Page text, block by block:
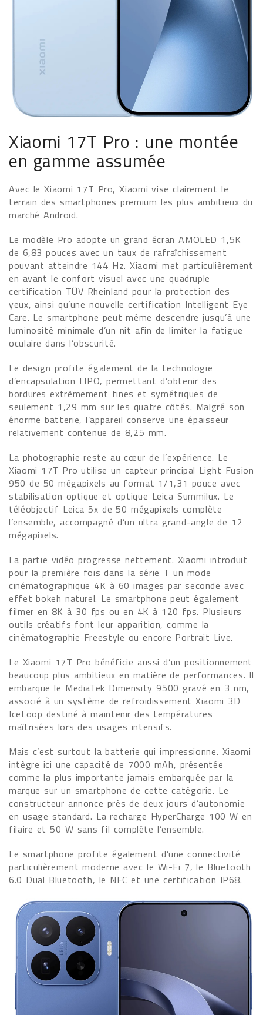
Xiaomi 17T Pro : une montée
en gamme assumée
Avec le Xiaomi 17T Pro, Xiaomi vise clairement le
terrain des smartphones premium les plus ambitieux du
marché Android.
Le modèle Pro adopte un grand écran AMOLED 1,5K
de 6,83 pouces avec un taux de rafraîchissement
pouvant atteindre 144 Hz. Xiaomi met particulièrement
en avant le confort visuel avec une quadruple
certification TÜV Rheinland pour la protection des
yeux, ainsi qu’une nouvelle certification Intelligent Eye
Care. Le smartphone peut même descendre jusqu’à une
luminosité minimale d’un nit afin de limiter la fatigue
oculaire dans l’obscurité.
Le design profite également de la technologie
d’encapsulation LIPO, permettant d’obtenir des
bordures extrêmement fines et symétriques de
seulement 1,29 mm sur les quatre côtés. Malgré son
énorme batterie, l’appareil conserve une épaisseur
relativement contenue de 8,25 mm.
La photographie reste au cœur de l’expérience. Le
Xiaomi 17T Pro utilise un capteur principal Light Fusion
950 de 50 mégapixels au format 1/1,31 pouce avec
stabilisation optique et optique Leica Summilux. Le
téléobjectif Leica 5x de 50 mégapixels complète
l’ensemble, accompagné d’un ultra grand-angle de 12
mégapixels.
La partie vidéo progresse nettement. Xiaomi introduit
pour la première fois dans la série T un mode
cinématographique 4K à 60 images par seconde avec
effet bokeh naturel. Le smartphone peut également
filmer en 8K à 30 fps ou en 4K à 120 fps. Plusieurs
outils créatifs font leur apparition, comme la
cinématographie Freestyle ou encore Portrait Live.
Le Xiaomi 17T Pro bénéficie aussi d’un positionnement
beaucoup plus ambitieux en matière de performances. Il
embarque le MediaTek Dimensity 9500 gravé en 3 nm,
associé à un système de refroidissement Xiaomi 3D
IceLoop destiné à maintenir des températures
maîtrisées lors des usages intensifs.
Mais c’est surtout la batterie qui impressionne. Xiaomi
intègre ici une capacité de 7000 mAh, présentée
comme la plus importante jamais embarquée par la
marque sur un smartphone de cette catégorie. Le
constructeur annonce près de deux jours d’autonomie
en usage standard. La recharge HyperCharge 100 W en
filaire et 50 W sans fil complète l’ensemble.
Le smartphone profite également d’une connectivité
particulièrement moderne avec le Wi-Fi 7, le Bluetooth
6.0 Dual Bluetooth, le NFC et une certification IP68.